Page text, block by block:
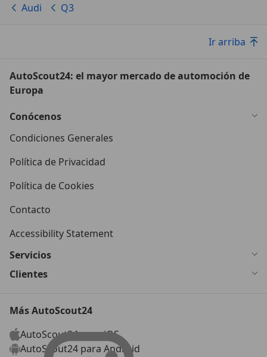
Audi Q3
Ir arriba
AutoScout24: el mayor mercado de automoción de
Europa
Conócenos
Condiciones Generales
Política de Privacidad
Política de Cookies
Contacto
Accessibility Statement
Servicios
Clientes
Más AutoScout24
AutoScout24 para iOS
AutoScout24 para Android